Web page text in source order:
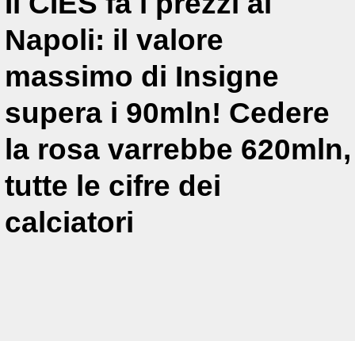
Napoli: il valore
massimo di Insigne
supera i 90mln! Cedere
la rosa varrebbe 620mln,
tutte le cifre dei
calciatori